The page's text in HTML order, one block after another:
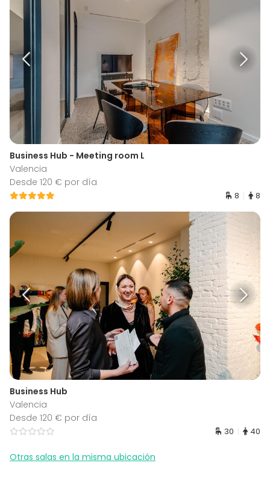
Business Hub - Meeting room L
Valencia
Desde 120 € por día
8 8
Business Hub
Valencia
Desde 120 € por día
30 40
Otras salas en la misma ubicación